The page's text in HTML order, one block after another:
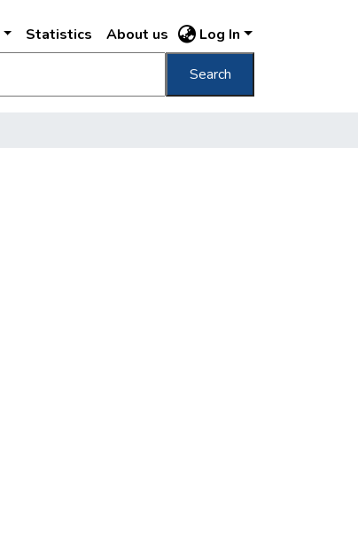
Statistics About us Log In
Search